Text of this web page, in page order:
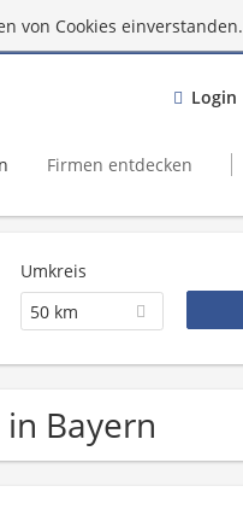
von Cookies einverstanden.
Login
Firmen entdecken
Umkreis
50 km
Bayern